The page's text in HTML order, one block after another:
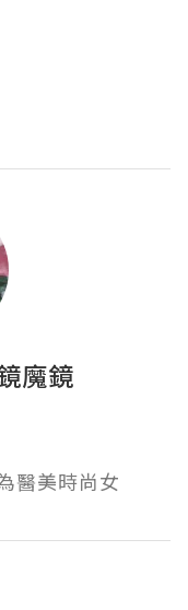
魔鏡
醫美時尚女